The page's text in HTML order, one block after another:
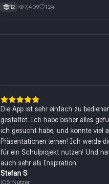
12 7,409 124
Die App ist sehr einfach zu
gestaltet. Ich habe bisher alles
ich gesucht habe, und konnte viel
Präsentationen lernen! Ich werde
für ein Schulprojekt nutzen! Und
auch sehr als Inspiration.
Stefan S
iOS-Nutzer